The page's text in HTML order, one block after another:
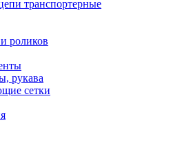
транспортерные
роликов
рукава
сетки